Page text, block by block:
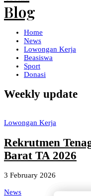
Home
News
Lowongan Kerja
Beasiswa
Sport
Donasi
Weekly update
Lowongan Kerja
Rekrutmen
Barat TA 2026
3 February 2026
News